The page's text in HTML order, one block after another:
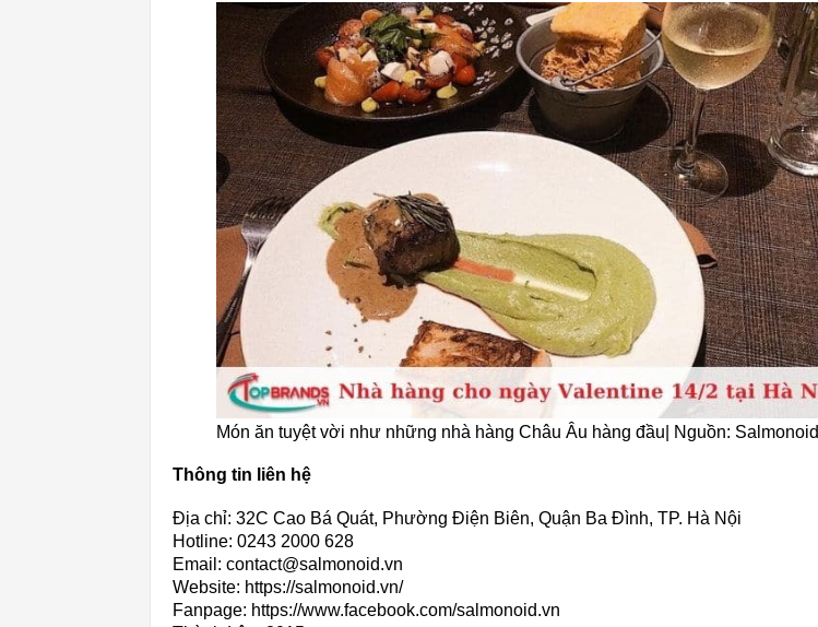
Món ăn tuyệt vời như những nhà hàng Châu Âu hàng đầu| Nguồn: Salmonoid
Thông tin liên hệ
Địa chỉ: 32C Cao Bá Quát, Phường Điện Biên, Quận Ba Đình, TP. Hà Nội
Hotline: 0243 2000 628
Email: contact@salmonoid.vn
Website: https://salmonoid.vn/
Fanpage: https://www.facebook.com/salmonoid.vn